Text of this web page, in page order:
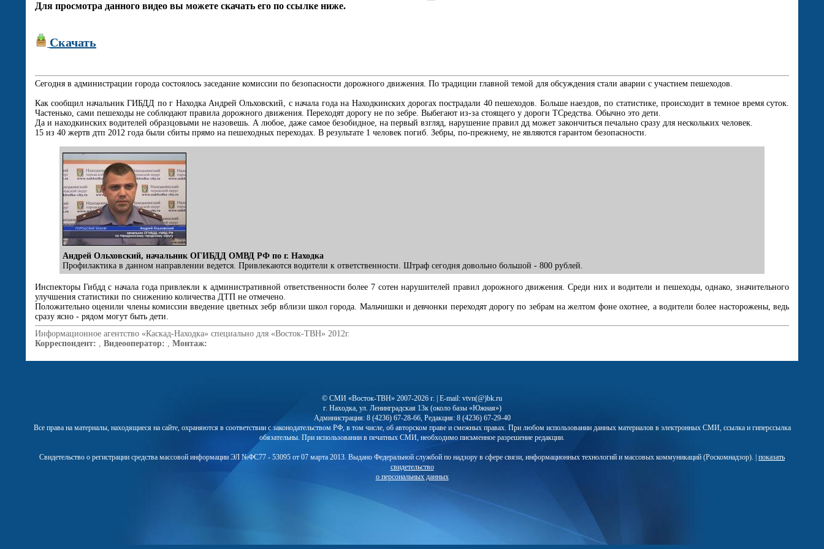
Для просмотра данного видео вы можете скачать его по ссылке ниже.
Скачать
Сегодня в администрации города состоялось заседание комиссии по безопасности дорожного движения. По традиции главной темой для обсуждения стали аварии с участием пешеходов.
Как сообщил начальник ГИБДД по г Находка Андрей Ольховский, с начала года на Находкинских дорогах пострадали 40 пешеходов. Больше наездов, по статистике, происходит в темное время суток.
Частенько, сами пешеходы не соблюдают правила дорожного движения. Переходят дорогу не по зебре. Выбегают из-за стоящего у дороги ТСредства. Обычно это дети.
Да и находкинских водителей образцовыми не назовешь. А любое, даже самое безобидное, на первый взгляд, нарушение правил дд может закончиться печально сразу для нескольких человек.
15 из 40 жертв дтп 2012 года были сбиты прямо на пешеходных переходах. В результате 1 человек погиб. Зебры, по-прежнему, не являются гарантом безопасности.
Андрей Ольховский, начальник ОГИБДД ОМВД РФ по г. Находка
Профилактика в данном направлении ведется. Привлекаются водители к ответственности. Штраф сегодня довольно большой - 800 рублей.
Инспекторы Гибдд с начала года привлекли к административной ответственности более 7 сотен нарушителей правил дорожного движения. Среди них и водители и пешеходы, однако, значительного
улучшения статистики по снижению количества ДТП не отмечено.
Положительно оценили члены комиссии введение цветных зебр вблизи школ города. Мальчишки и девчонки переходят дорогу по зебрам на желтом фоне охотнее, а водители более насторожены, ведь
сразу ясно - рядом могут быть дети.
Информационное агентство «Каскад-Находка» специально для «Восток-ТВН» 2012г.
Корреспондент: , Видеооператор: , Монтаж:
© СМИ «Восток-ТВН» 2007-2026 г. | E-mail: vtvn(@)bk.ru
г. Находка, ул. Ленинградская 13к (около базы «Южная»)
Администрация: 8 (4236) 67-28-66, Редакция: 8 (4236) 67-29-40
Все права на материалы, находящиеся на сайте, охраняются в соответствии с законодательством РФ, в том числе, об авторском праве и смежных правах. При любом использовании данных материалов в электронных СМИ, ссылка и гиперссылка
обязательны. При использовании в печатных СМИ, необходимо письменное разрешение редакции.
Свидетельство о регистрации средства массовой информации ЭЛ №ФС77 - 53095 от 07 марта 2013. Выдано Федеральной службой по надзору в сфере связи, информационных технологий и массовых коммуникаций (Роскомнадзор). | показать
свидетельство
о персональных данных